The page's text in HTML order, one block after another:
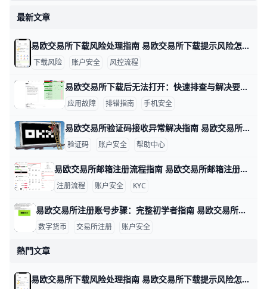
最新文章
易欧交易所下载风险处理指南 易欧交易所下载提示风险怎么办 在下载安装易欧交易所应用时，遇到“下载提示风险/安装有风险”等提示，很多用户会担心账户安全。其实，这类提示多半是系统风控或设备安全设置触发的保护机制，只要按官方指引操作，通常可以恢复正常下载与使用。下面给出具体做法，包含数据与实例，便于你快速上手。
下载风险 账户安全 风控流程
易欧交易所下载后无法打开：快速排查与解决要点 易欧交易所下载后无法打开：数据驱动的排查与解决思路 在实际操作中，很多用户遇到无法打开应用的情况，往往与设备、网络和安装来源有关。下面按要点给出有数据和实例的排查方法，帮助你快速定位问题并解决。比如，若你在三星S21运行Android 12，首次安装时若出现“无法打开”的提示，通常与未知来源安装设置有关，需要先开启允许安装来自未知来源的选项。
应用故障 排错指南 手机安全
易欧交易所验证码接收异常解决指南 易欧交易所验证码收不到的情况很多，常见原因包括短信拦截、网络信号差、号码被封或黑名单、签名超时以及服务器端短信发送问题。举例来说，在香港地区、信号不稳时接收验证码的延迟可能达到1–2分钟，甚至需要重新发送多次才能收到；如果你的号码曾被运营商列入黑名单，短信可能直接被阻拦。为了快速定位问题，可以按以下步骤排查并解决。
验证码 账户安全 帮助中心
易欧交易所邮箱注册流程指南 易欧交易所邮箱注册流程 在数字货币投资的世界里，注册一个安全、便捷的账户是第一步。为了帮助你快速完成开户，下面用简单直观的步骤和实操示例来说明。 准备工作是关键。确保你使用的设备网络稳定，例如在家里用WiFi或手机数据网都可以；准备一个有效的邮箱、一个强密码（示例：P@ssw0rd!2026，实际请自己设定独特且复杂的密码），并确保手机可以接收验证码以便后续双重验证。若你在香港地区注册，遵循平台提示的地区选项，以确保身份验证顺利。
注册流程 账户安全 KYC
易欧交易所注册账号步骤：完整初学者指南 易欧交易所注册账号步骤 在数字资产投资的起步阶段，注册一个安全、合规的账户是第一步。以易欧交易所为例，下面以实例呈现完整流程，帮助新手快速上手。比如小张想买BTC，他需要先完成注册、绑定信息再进行实名认证，确保后续交易顺利。
数字货币 交易所注册 账户安全
熱門文章
易欧交易所下载风险处理指南 易欧交易所下载提示风险怎么办 在下载安装易欧交易所应用时，遇到“下载提示风险/安装有风险”等提示，很多用户会担心账户安全。其实，这类提示多半是系统风控或设备安全设置触发的保护机制，只要按官方指引操作，通常可以恢复正常下载与使用。下面给出具体做法，包含数据与实例，便于你快速上手。